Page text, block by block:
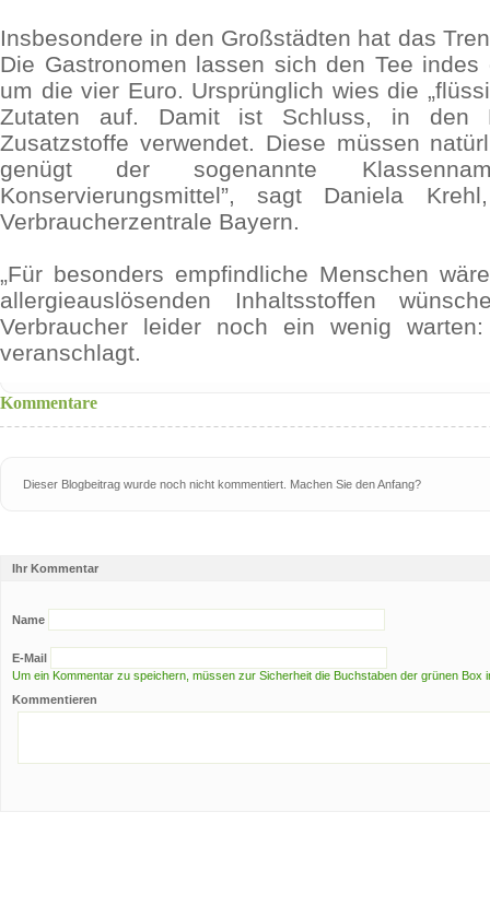
Insbesondere in den Großstädten hat das
Die Gastronomen lassen sich den Tee
um die vier Euro. Ursprünglich wies die
Zutaten auf. Damit ist Schluss, in den
Zusatzstoffe verwendet. Diese müssen
genügt der sogenannte
Konservierungsmittel”, sagt Daniela
Verbraucherzentrale Bayern.
„Für besonders empfindliche Menschen
allergieauslösenden Inhaltsstoffen
Verbraucher leider noch ein wenig
veranschlagt.
Kommentare
Dieser Blogbeitrag wurde noch nicht kommentiert. Machen Sie den Anfang?
Ihr Kommentar
Name
E-Mail
Um ein Kommentar zu speichern, müssen zur Sicherheit die Buchstaben der grünen
Kommentieren